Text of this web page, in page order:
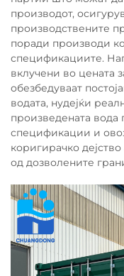
производот,
производствените
поради производи
спецификациите.
вклучени во цената
обезбедуваат
водата, нудејќи
произведената вода
спецификации и
коригирачко
од дозволените